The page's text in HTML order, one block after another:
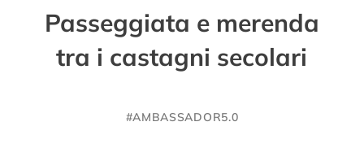
Passeggiata e merenda
tra i castagni secolari
#AMBASSADOR5.0